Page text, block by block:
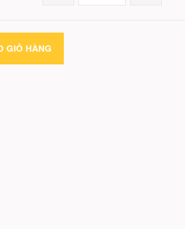
GIỎ HÀNG